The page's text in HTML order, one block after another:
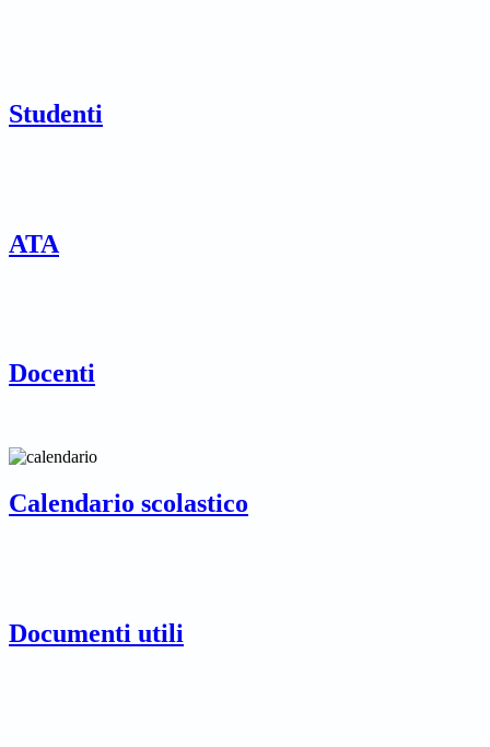
Studenti
ATA
Docenti
Calendario scolastico
Documenti utili